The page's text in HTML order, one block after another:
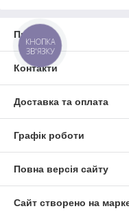
Про нас
Контакти
Доставка та оплата
Графік роботи
Повна версія сайту
Сайт створено на
КНОПКА
ЗВ'ЯЗКУ